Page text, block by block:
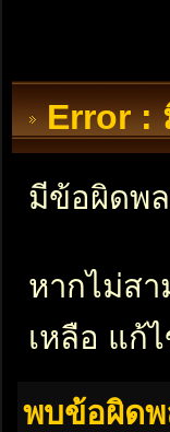
Error :
มีข้อผิดพ
หากไม่ส
เหลือ แก้
พบข้อผิดพ